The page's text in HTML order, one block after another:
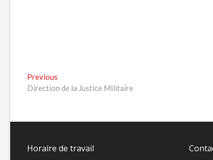
Navigation
de
PreviousPrevious
post:
Direction de la Justice Militaire
Horaire de travail